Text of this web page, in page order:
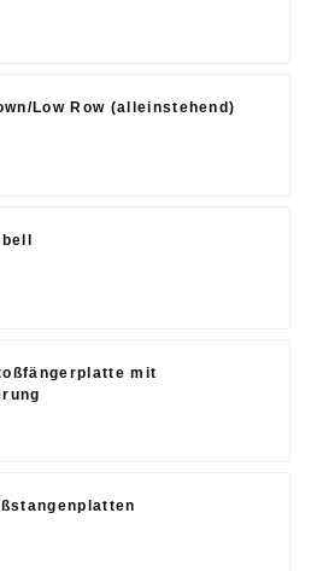
Low Row (alleinstehend)
mit